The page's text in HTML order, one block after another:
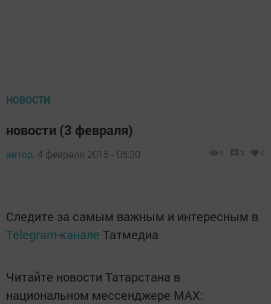
НОВОСТИ
новости (3 февраля)
автор, 4 февраля 2015 - 05:30 0 0 0
Следите за самым важным и интересным в
Telegram-канале Татмедиа
Читайте новости Татарстана в
национальном мессенджере MАХ: